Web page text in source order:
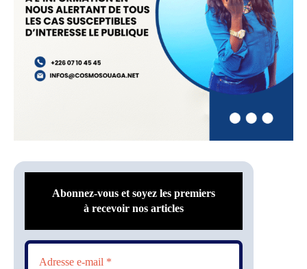
Abonnez-vous et soyez les premiers
à recevoir nos articles